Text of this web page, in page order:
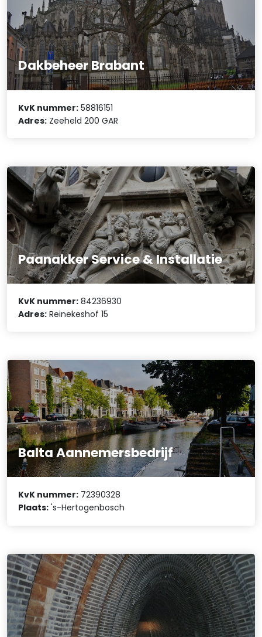
Dakbeheer Brabant
KvK nummer: 58816151
Adres: Zeeheld 200 GAR
Paanakker Service & Installatie
KvK nummer: 84236930
Adres: Reinekeshof 15
Balta Aannemersbedrijf
KvK nummer: 72390328
Plaats: 's-Hertogenbosch